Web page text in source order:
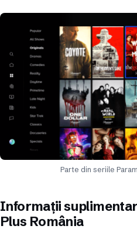
Parte din seriile
Informații
Plus România